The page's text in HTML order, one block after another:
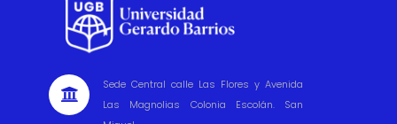

Sede Central calle Las Flores y Avenida
Las Magnolias Colonia Escolán. San